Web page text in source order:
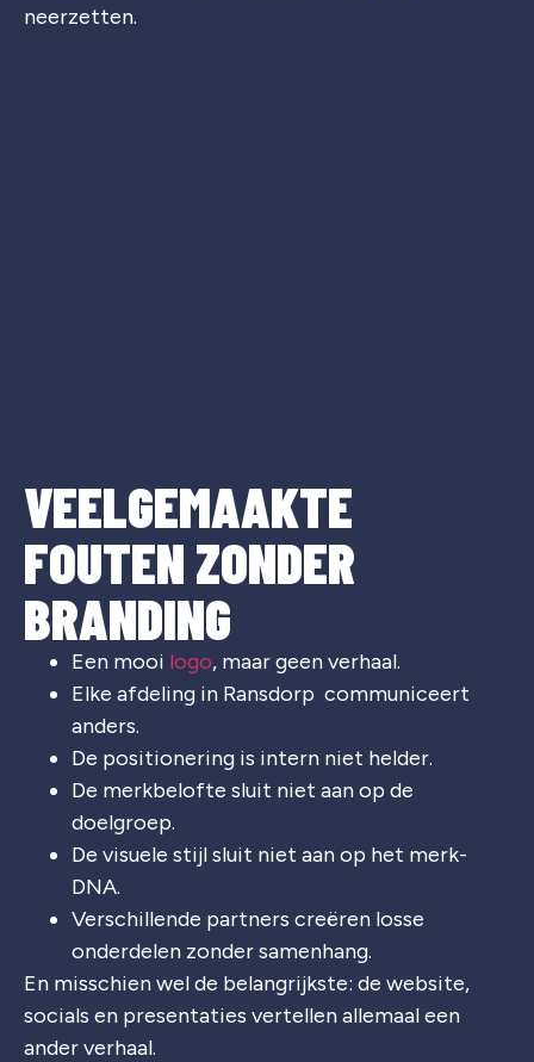
neerzetten.
VEELGEMAAKTE
FOUTEN ZONDER
BRANDING
Een mooi logo, maar geen verhaal.
Elke afdeling in Ransdorp communiceert
anders.
De positionering is intern niet helder.
De merkbelofte sluit niet aan op de
doelgroep.
De visuele stijl sluit niet aan op het merk-
DNA.
Verschillende partners creëren losse
onderdelen zonder samenhang.
En misschien wel de belangrijkste: de website,
socials en presentaties vertellen allemaal een
ander verhaal.